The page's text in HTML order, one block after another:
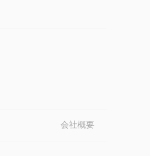
レーダーには慎重であ
ます。初心者トレーダ
ンが提供され、追加のサ
会社概要